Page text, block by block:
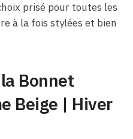
prisé pour toutes les
à la fois stylées et bien
Bonnet
Beige​ | Hiver